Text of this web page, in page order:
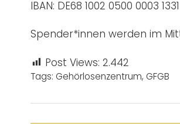
IBAN: DE68 1002 0500 0003
Spender*innen werden im
Post Views: 2.442
Tags: Gehörlosenzentrum, GFGB